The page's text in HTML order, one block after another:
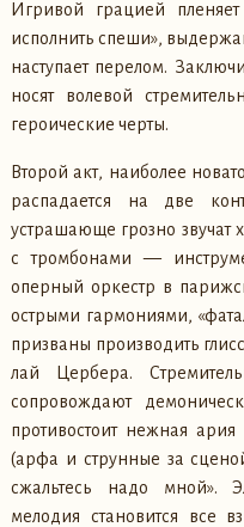
Игривой грацией
исполнить спеши»,
наступает перелом.
носят волевой
героические черты.
Второй акт, наиболее
распадается на две
устрашающе грозно звучат
с тромбонами —
оперный оркестр в
острыми гармониями,
призваны производить
лай Цербера.
сопровождают
противостоит нежная
(арфа и струнные за
сжальтесь надо мной».
мелодия становится все